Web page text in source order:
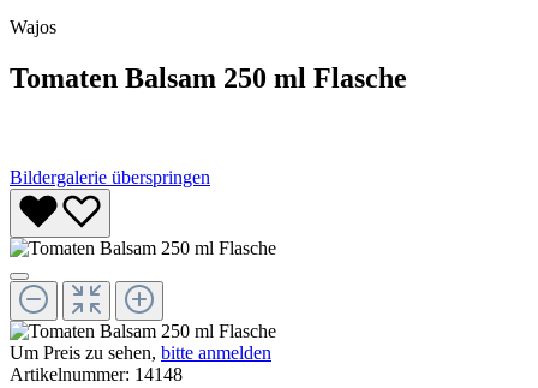
Wajos
Tomaten Balsam 250 ml Flasche
Bildergalerie überspringen
Um Preis zu sehen, bitte anmelden
Artikelnummer: 14148